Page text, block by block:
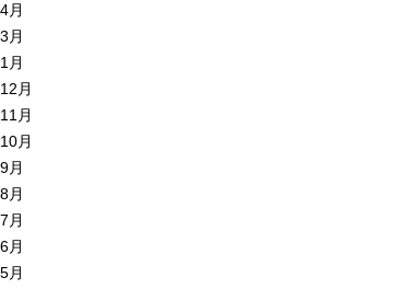
月
月
月
月
月
月
月
月
月
月
月